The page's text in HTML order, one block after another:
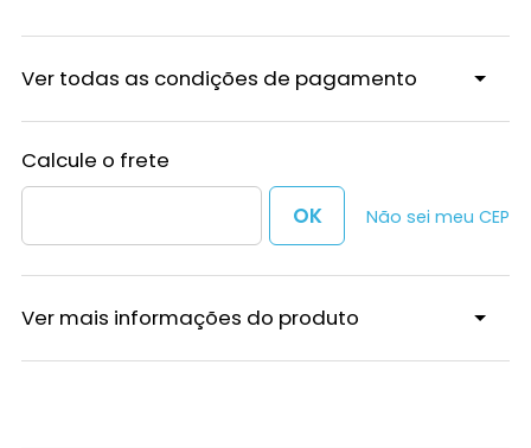
Ver todas as condições de pagamento
Não sei meu CEP
Ver mais informações do produto